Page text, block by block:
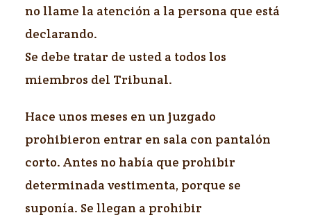
no llame la atención a la persona que está
declarando.
Se debe tratar de usted a todos los
miembros del Tribunal.
Hace unos meses en un juzgado
prohibieron entrar en sala con pantalón
corto. Antes no había que prohibir
determinada vestimenta, porque se
suponía. Se llegan a prohibir